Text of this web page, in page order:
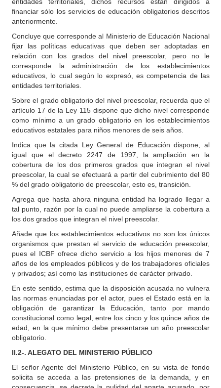
financiar sólo los servicios de educación obligatorios descritos
anteriormente.
Concluye que corresponde al Ministerio de Educación Nacional
fijar las políticas educativas que deben ser adoptadas en
relación con los grados del nivel preescolar, pero no le
corresponde la administración de los establecimientos
educativos, lo cual según lo expresó, es competencia de las
entidades territoriales.
Sobre el grado obligatorio del nivel preescolar, recuerda que el
artículo 17 de la Ley 115 dispone que dicho nivel corresponde
como mínimo a un grado obligatorio en los establecimientos
educativos estatales para niños menores de seis años.
Indica que la citada Ley General de Educación dispone, al
igual que el decreto 2247 de 1997, la ampliación en la
cobertura de los dos primeros grados que integran el nivel
preescolar, la cual se efectuará a partir del cubrimiento del 80
% del grado obligatorio de preescolar, esto es, transición.
Agrega que hasta ahora ninguna entidad ha logrado llegar a
tal punto, razón por la cual no puede ampliarse la cobertura a
los dos grados que integran el nivel preescolar.
Añade que los establecimientos educativos no son los únicos
organismos que prestan el servicio de educación preescolar,
pues el ICBF ofrece dicho servicio a los hijos menores de 7
años de los empleados públicos y de los trabajadores oficiales
y privados; así como las instituciones de carácter privado.
En este sentido, estima que la disposición acusada no vulnera
las normas enunciadas por el actor, pues el Estado está en la
obligación de garantizar la Educación, tanto por mando
constitucional como legal, entre los cinco y los quince años de
edad, en la que mínimo debe presentarse un año preescolar
obligatorio.
II.2-. ALEGATO DEL MINISTERIO PÚBLICO
El señor Agente del Ministerio Público, en su vista de fondo
solicita se acceda a las pretensiones de la demanda, y en